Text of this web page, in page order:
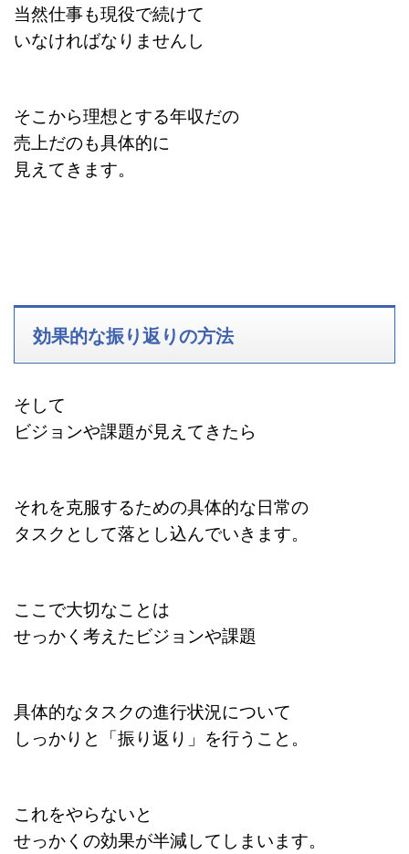
当然仕事も現役で続けて
いなければなりませんし
そこから理想とする年収だの
売上だのも具体的に
見えてきます。
効果的な振り返りの方法
そして
ビジョンや課題が見えてきたら
それを克服するための具体的な日常の
タスクとして落とし込んでいきます。
ここで大切なことは
せっかく考えたビジョンや課題
具体的なタスクの進行状況について
しっかりと「振り返り」を行うこと。
これをやらないと
せっかくの効果が半減してしまいます。